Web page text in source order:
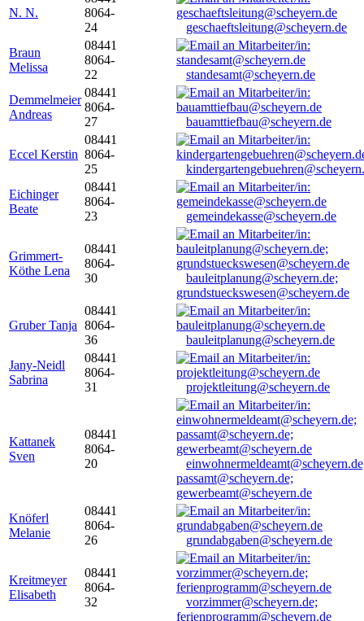
N. N.
8064-
24
geschaeftsleitung@scheyern.de
Braun
Melissa
08441
8064-
22
standesamt@scheyern.de
Demmelmeier
Andreas
08441
8064-
27
bauamttiefbau@scheyern.de
Eccel Kerstin
08441
8064-
25
Eichinger
Beate
08441
8064-
23
gemeindekasse@scheyern.de
Grimmert-
Köthe Lena
08441
8064-
30
bauleitplanung@scheyern.de;
grundstueckswesen@scheyern.de
Gruber Tanja
08441
8064-
36
bauleitplanung@scheyern.de
Jany-Neidl
Sabrina
08441
8064-
31
projektleitung@scheyern.de
Kattanek
Sven
08441
8064-
20
passamt@scheyern.de;
gewerbeamt@scheyern.de
Knöferl
Melanie
08441
8064-
26
grundabgaben@scheyern.de
Kreitmeyer
Elisabeth
08441
8064-
32
vorzimmer@scheyern.de;
ferienprogramm@scheyern.de